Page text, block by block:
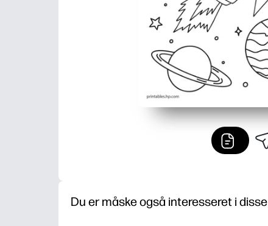
Du er måske også interesseret i disse